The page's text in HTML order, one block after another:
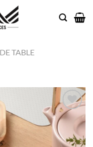
TABLE
Add to
wishlist